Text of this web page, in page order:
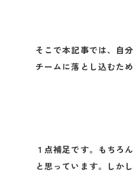
そこで本記事では、 自
チームに落とし込むた
１点補足です。もちろ
と思っています。しか